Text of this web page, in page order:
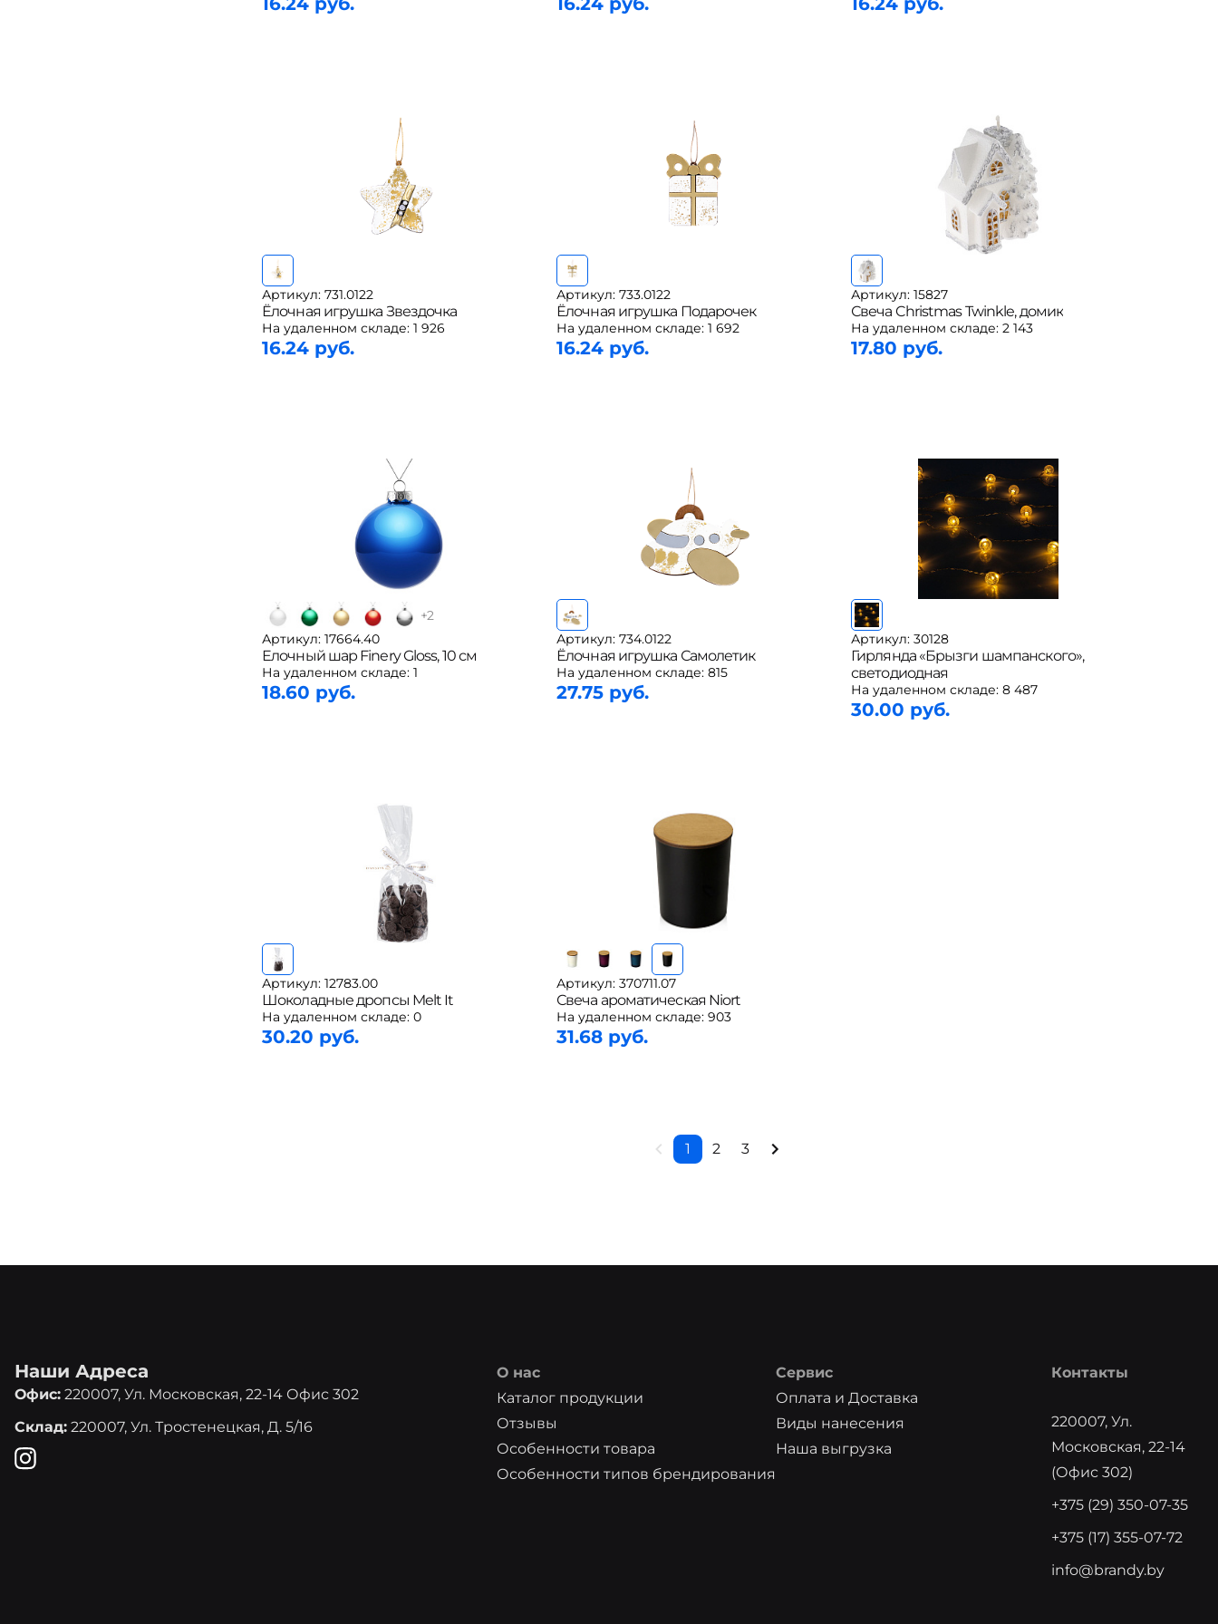
Артикул: 731.0122
Ёлочная игрушка Звездочка
На удаленном складе: 1 926
16.24 руб.
Артикул: 733.0122
Ёлочная игрушка Подарочек
На удаленном складе: 1 692
16.24 руб.
Артикул: 15827
Свеча Christmas Twinkle, домик
На удаленном складе: 2 143
17.80 руб.
+2
Артикул: 17664.40
Елочный шар Finery Gloss, 10 см
На удаленном складе: 1
18.60 руб.
Артикул: 734.0122
Ёлочная игрушка Самолетик
На удаленном складе: 815
27.75 руб.
Артикул: 30128
Гирлянда «Брызги шампанского»,
светодиодная
На удаленном складе: 8 487
30.00 руб.
Артикул: 12783.00
Шоколадные дропсы Melt It
На удаленном складе: 0
30.20 руб.
Артикул: 370711.07
Свеча ароматическая Niort
На удаленном складе: 903
31.68 руб.
1 2 3
Наши Адреса
Офис: 220007, Ул. Московская, 22-14 Офис 302
Склад: 220007, Ул. Тростенецкая, Д. 5/16
О нас
Каталог продукции
Отзывы
Особенности товара
Особенности типов брендирования
Сервис
Оплата и Доставка
Виды нанесения
Наша выгрузка
Контакты
220007, Ул.
Московская, 22-14
(офис 302)
+375 (29) 350-07-35
+375 (17) 355-07-72
info@brandy.by